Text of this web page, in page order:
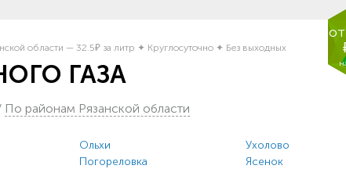
от
ГАЗА
области — 32.5₽ за литр ✦ Круглосуточно ✦ Без выходных
По районам Рязанской области
Ольхи
Погореловка
Ухолово
Ясенок